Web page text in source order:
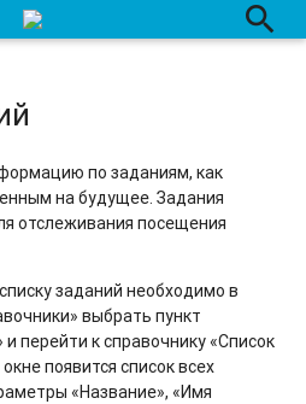
search
по заданиям, как
на будущее. Задания
отслеживания посещения
заданий необходимо в
выбрать пункт
перейти к справочнику «Список
появится список всех
«Название», «Имя